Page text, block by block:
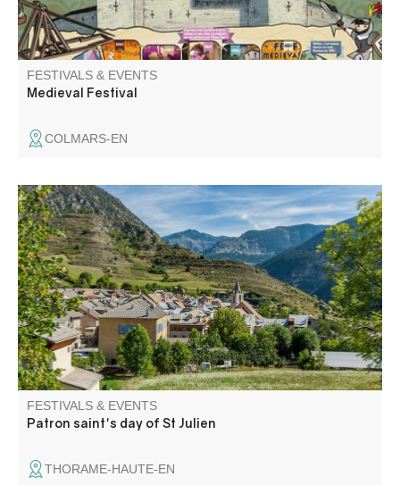
FESTIVALS & EVENTS
Medieval Festival
COLMARS-EN
Festive atmosphere for a whole weekend: concerts,
dances, boules competitions, children's entertainment,
country meals and bingo…
FESTIVALS & EVENTS
Patron saint's day of St Julien
THORAME-HAUTE-EN